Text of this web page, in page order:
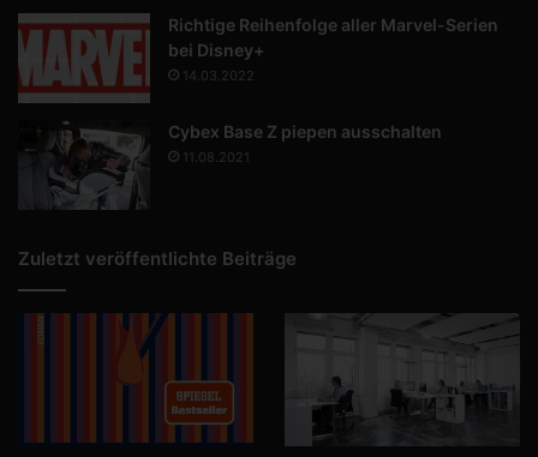
Richtige Reihenfolge aller Marvel-Serien
bei Disney+
14.03.2022
Cybex Base Z piepen ausschalten
11.08.2021
Zuletzt veröffentlichte Beiträge